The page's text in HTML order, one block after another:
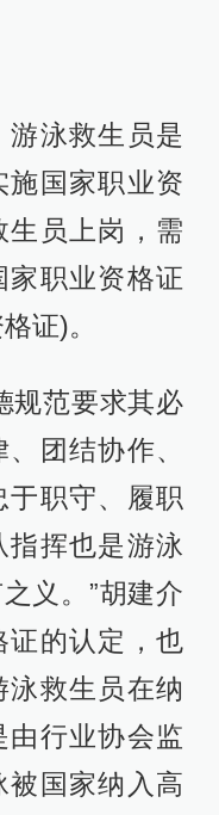
泳救生员是
施国家职业资
生员上岗，需
家职业资格证
证)。
规范要求其必
团结协作、
于职守、履职
指挥也是游泳
义。”胡建介
证的认定，也
救生员在纳
由行业协会监
被国家纳入高